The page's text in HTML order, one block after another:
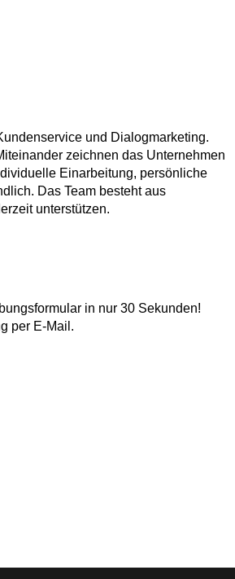
und Dialogmarketing.
zeichnen das Unternehmen
Einarbeitung, persönliche
Das Team besteht aus
unterstützen.
in nur 30 Sekunden!
per E-Mail.